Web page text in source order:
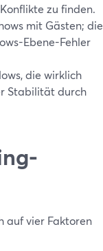
zu finden.
mit Gästen; die
Ebene-Fehler
die wirklich
Stabilität durch
auf vier Faktoren